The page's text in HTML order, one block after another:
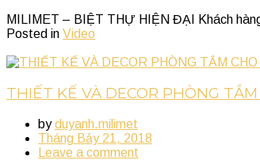
MILIMET – BIỆT THỰ HIỆN ĐẠI Khách
Posted in Video
THIẾT KẾ VÀ DECOR PHÒNG
byduyanh.milimet
Tháng Bảy 21, 2018
Leave a comment